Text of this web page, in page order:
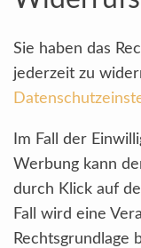
Sie haben das
jederzeit zu
Im Fall der
Werbung kann
durch Klick auf
Fall wird eine
Rechtsgrundlage